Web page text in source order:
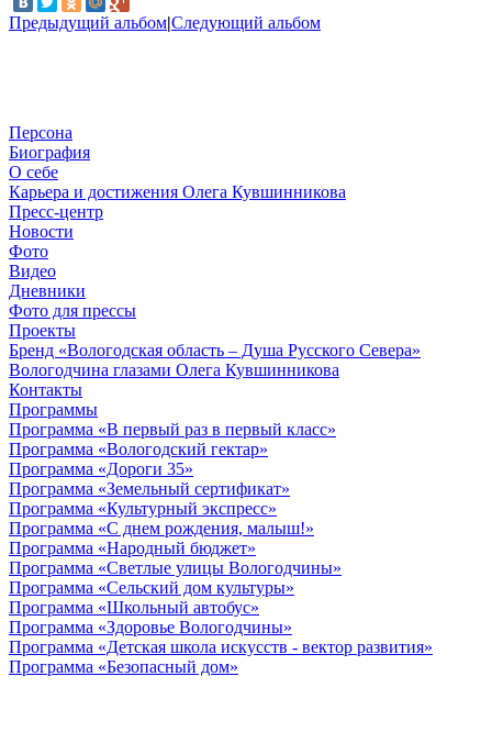
Предыдущий альбом|Следующий альбом
Персона
Биография
О себе
Карьера и достижения Олега Кувшинникова
Пресс-центр
Новости
Фото
Видео
Дневники
Фото для прессы
Проекты
Бренд «Вологодская область – Душа Русского Севера»
Вологодчина глазами Олега Кувшинникова
Контакты
Программы
Программа «В первый раз в первый класс»
Программа «Вологодский гектар»
Программа «Дороги 35»
Программа «Земельный сертификат»
Программа «Культурный экспресс»
Программа «С днем рождения, малыш!»
Программа «Народный бюджет»
Программа «Светлые улицы Вологодчины»
Программа «Сельский дом культуры»
Программа «Школьный автобус»
Программа «Здоровье Вологодчины»
Программа «Детская школа искусств - вектор развития»
Программа «Безопасный дом»